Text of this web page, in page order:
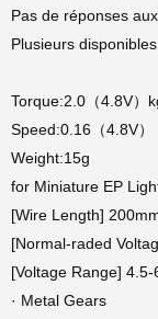
Pas de réponses
Plusieurs
Torque:2.0（4.8V）
Speed:0.16（4.8V）
Weight:15g
for Miniature EP
[Wire Length]
[Normal-raded
[Voltage Range] 4.5-
· Metal Gears